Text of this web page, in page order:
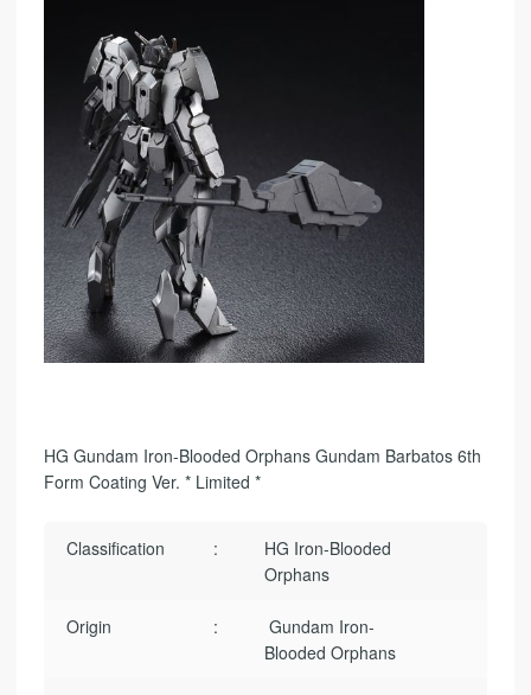
HG Gundam Iron-Blooded Orphans Gundam Barbatos 6th
Form Coating Ver. * Limited *
Classification :
HG Iron-Blooded
Orphans
Origin :
Gundam Iron-
Blooded Orphans